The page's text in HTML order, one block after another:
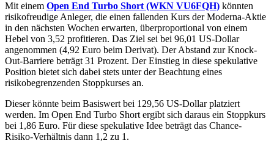
Mit einem Open End Turbo Short (WKN VU6FQH) könnten
risikofreudige Anleger, die einen fallenden Kurs der Moderna-Aktie
in den nächsten Wochen erwarten, überproportional von einem
Hebel von 3,52 profitieren. Das Ziel sei bei 96,01 US-Dollar
angenommen (4,92 Euro beim Derivat). Der Abstand zur Knock-
Out-Barriere beträgt 31 Prozent. Der Einstieg in diese spekulative
Position bietet sich dabei stets unter der Beachtung eines
risikobegrenzenden Stoppkurses an.
Dieser könnte beim Basiswert bei 129,56 US-Dollar platziert
werden. Im Open End Turbo Short ergibt sich daraus ein Stoppkurs
bei 1,86 Euro. Für diese spekulative Idee beträgt das Chance-
Risiko-Verhältnis dann 1,2 zu 1.